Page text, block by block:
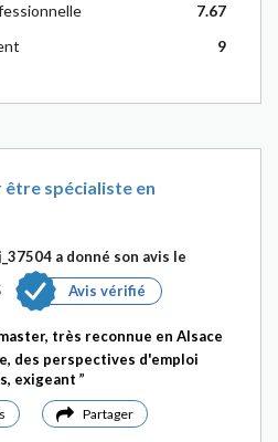
7.67
9
spécialiste en
a donné son avis le
Avis vérifié
très reconnue en Alsace
des perspectives d'emploi
exigeant
Partager